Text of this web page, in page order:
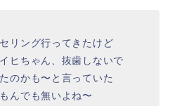
リング行ってきたけど
ヒちゃん、抜歯しないで
のかも〜と言っていた
んでも無いよね〜